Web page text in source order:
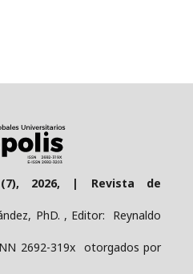
2026, | Revista de
PhD. , Editor: Reynaldo
2692-319x otorgados por